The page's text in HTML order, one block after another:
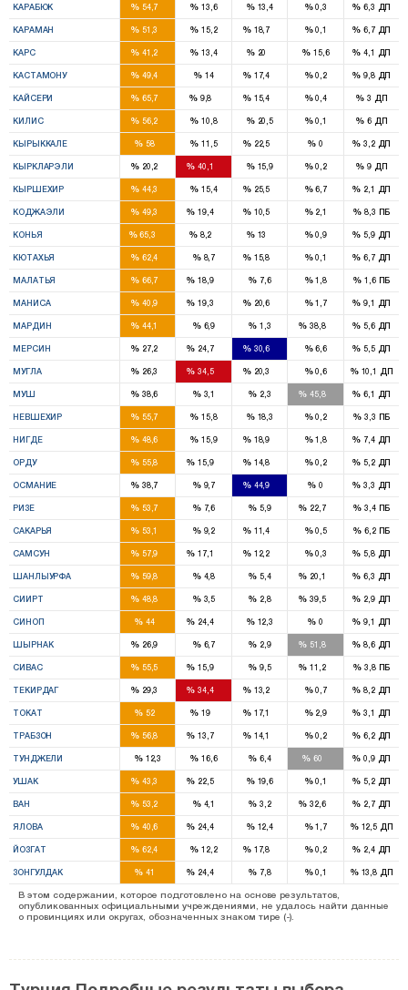
КАРАБЮК %54,7 % 13,6 %13,4 %0,3 % 6,3 ДП
КАРАМАН %51,3 % 15,2 %18,7 %0,1 % 6,7 ДП
КАРС %41,2 % 13,4 %20 % 15,6 % 4,1 ДП
КАСТАМОНУ %49,4 % 14 %17,4 %0,2 % 9,8 ДП
КАЙСЕРИ %65,7 %9,8 %15,4 %0,4 %3 ДП
КИЛИС %56,2 % 10,8 %20,5 %0,1 %6 ДП
КЫРЫККАЛЕ %58 % 11,5 %22,5 % 0 % 3,2 ДП
КЫРКЛАРЭЛИ %20,2 % 40,1 %15,9 %0,2 %9 ДП
КЫРШЕХИР %44,3 % 15,4 %25,5 %6,7 % 2,1 ДП
КОДЖАЭЛИ %49,3 % 19,4 %10,5 %2,1 % 8,3 ПБ
КОНЬЯ %65,3 %8,2 %13 %0,9 % 5,9 ДП
КЮТАХЬЯ %62,4 %8,7 %15,8 %0,1 % 6,7 ДП
МАЛАТЬЯ %66,7 % 18,9 % 7,6 %1,8 % 1,6 ПБ
МАНИСА %40,9 % 19,3 %20,6 %1,7 % 9,1 ДП
МАРДИН %44,1 %6,9 % 1,3 % 38,8 % 5,6 ДП
МЕРСИН %27,2 % 24,7 %30,6 %6,6 % 5,5 ДП
МУГЛА %26,3 % 34,5 %20,3 %0,6 %10,1 ДП
МУШ %38,6 %3,1 % 2,3 % 45,8 % 6,1 ДП
НЕВШЕХИР %55,7 % 15,8 %18,3 %0,2 % 3,3 ПБ
НИГДЕ %48,6 % 15,9 %18,9 %1,8 % 7,4 ДП
ОРДУ %55,8 % 15,9 %14,8 %0,2 % 5,2 ДП
ОСМАНИЕ %38,7 %9,7 %44,9 % 0 % 3,3 ДП
РИЗЕ %53,7 %7,6 % 5,9 % 22,7 % 3,4 ПБ
САКАРЬЯ %53,1 %9,2 %11,4 %0,5 % 6,2 ПБ
САМСУН %57,9 % 17,1 %12,2 %0,3 % 5,8 ДП
ШАНЛЫУРФА %59,8 %4,8 % 5,4 % 20,1 % 6,3 ДП
СИИРТ %48,8 %3,5 % 2,8 % 39,5 % 2,9 ДП
СИНОП %44 % 24,4 %12,3 % 0 % 9,1 ДП
ШЫРНАК %26,9 %6,7 % 2,9 % 51,8 % 8,6 ДП
СИВАС %55,5 % 15,9 % 9,5 % 11,2 % 3,8 ПБ
ТЕКИРДАГ %29,3 % 34,4 %13,2 %0,7 % 8,2 ДП
ТОКАТ %52 % 19 %17,1 %2,9 % 3,1 ДП
ТРАБЗОН %56,8 % 13,7 %14,1 %0,2 % 6,2 ДП
ТУНДЖЕЛИ %12,3 % 16,6 % 6,4 % 60 % 0,9 ДП
УШАК %43,3 % 22,5 %19,6 %0,1 % 5,2 ДП
ВАН %53,2 %4,1 % 3,2 % 32,6 % 2,7 ДП
ЯЛОВА %40,6 % 24,4 %12,4 %1,7 %12,5 ДП
ЙОЗГАТ %62,4 % 12,2 %17,8 %0,2 % 2,4 ДП
ЗОНГУЛДАК %41 % 24,4 % 7,8 %0,1 %13,8 ДП
В этом содержании, которое подготовлено на основе результатов,
опубликованных официальными учреждениями, не удалось найти данные
о провинциях или округах, обозначенных знаком тире (-).